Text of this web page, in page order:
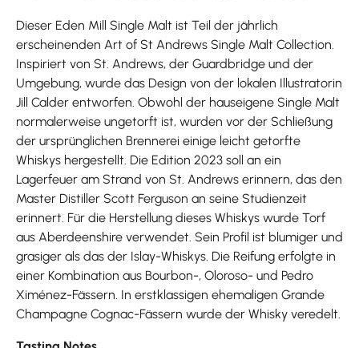
Dieser Eden Mill Single Malt ist Teil der jährlich
erscheinenden Art of St Andrews Single Malt Collection.
Inspiriert von St. Andrews, der Guardbridge und der
Umgebung, wurde das Design von der lokalen Illustratorin
Jill Calder entworfen. Obwohl der hauseigene Single Malt
normalerweise ungetorft ist, wurden vor der Schließung
der ursprünglichen Brennerei einige leicht getorfte
Whiskys hergestellt. Die Edition 2023 soll an ein
Lagerfeuer am Strand von St. Andrews erinnern, das den
Master Distiller Scott Ferguson an seine Studienzeit
erinnert. Für die Herstellung dieses Whiskys wurde Torf
aus Aberdeenshire verwendet. Sein Profil ist blumiger und
grasiger als das der Islay-Whiskys. Die Reifung erfolgte in
einer Kombination aus Bourbon-, Oloroso- und Pedro
Ximénez-Fässern. In erstklassigen ehemaligen Grande
Champagne Cognac-Fässern wurde der Whisky veredelt.